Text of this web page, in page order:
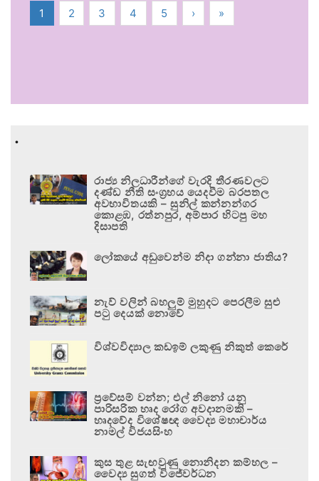
1 2 3 4 5 › »
.
රාජ්‍ය නිලධාරීන්ගේ වැරදි තීරණවලට
දණ්ඩ නීති සංග්‍රහය යෙදවීම බරපතල
අවභාවිතයකි – සුනිල් කන්නන්ගර
කොළඹ, රත්නපුර, අම්පාර හිටපු මහ
දිසාපති
ලෝකයේ අඩුවෙන්ම නිදා ගන්නා ජාතිය?
නැව් වලින් බහලුම් මුහුදට පෙරලීම සුළු
පටු දෙයක් නොවේ
විශ්වවිද්‍යාල කඩඉම් ලකුණු නිකුත් කෙරේ
ප්‍රවේසම් වන්න; එල් නිනෝ යනු
පාරිසරික හෘද රෝග අවදානමකි –
හෘදවේද විශේෂඥ වෛද්‍ය මහාචාර්ය
නාමල් විජයසිංහ
කුස තුළ සැඟවුණු නොනිදන කම්හල –
වෛද්‍ය සුගත් විජේවර්ධන